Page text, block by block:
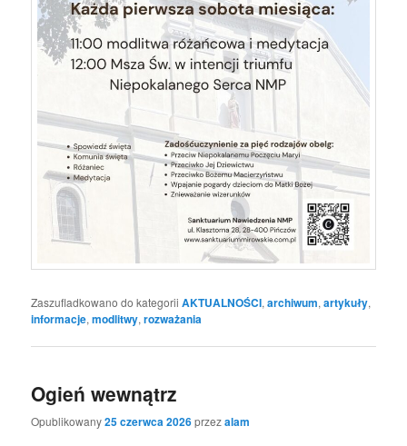
Zaszufladkowano do kategorii AKTUALNOŚCI,archiwum,artykuły,
informacje,modlitwy,rozważania
Ogień wewnątrz
Opublikowany25 czerwca 2026przezalam